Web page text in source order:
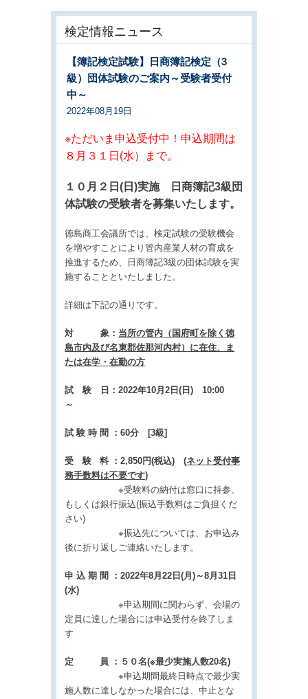
検定情報ニュース
【簿記検定試験】日商簿記検定（3
級）団体試験のご案内～受験者受付
中～
2022年08月19日
※ただいま申込受付中！申込期間は
８月３１日(水）まで。
１０月２日(日)実施 日商簿記3級団
体試験の受験者を募集いたします。
徳島商工会議所では、検定試験の受験機会
を増やすことにより管内産業人材の育成を
推進するため、日商簿記3級の団体試験を実
施することといたしました。
詳細は下記の通りです。
対 象： 当所の管内（国府町を除く徳
島市内及び名東郡佐那河内村）に在住、ま
たは在学・在勤の方
試 験 日：2022年10月2日(日) 10:00
～
試 験 時 間 ：60分 [3級]
受 験 料 ：2,850円(税込) (ネット受付事
務手数料は不要です)
※受験料の納付は窓口に持参、
もしくは銀行振込(振込手数料はご負担くだ
さい)
※振込先については、お申込み
後に折り返しご連絡いたします。
申 込 期 間 ：2022年8月22日(月)～8月31日
(水)
※申込期間に関わらず、会場の
定員に達した場合には申込受付を終了しま
す
定 員 ：５０名(※最少実施人数20名)
※申込期間最終日時点で最少実
施人数に達しなかった場合には、中止とな